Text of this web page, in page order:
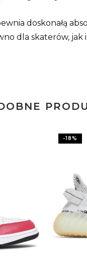
doskonałą
dla skaterów, jak
-18%